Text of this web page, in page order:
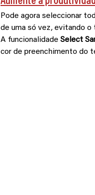
Pode agora seleccionar
de uma só vez, evitando o
A funcionalidade Select
cor de preenchimento do